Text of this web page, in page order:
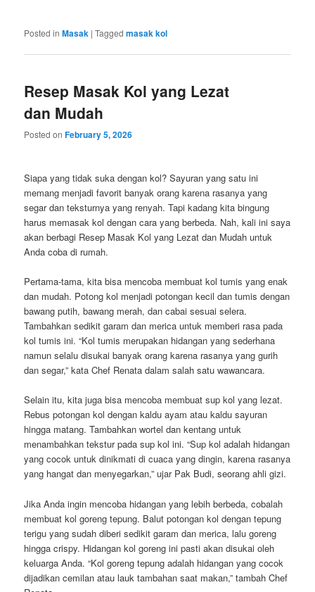
Posted in Masak |Tagged masak kol
Resep Masak Kol yang Lezat
dan Mudah
Posted onFebruary 5, 2026
Siapa yang tidak suka dengan kol? Sayuran yang satu ini
memang menjadi favorit banyak orang karena rasanya yang
segar dan teksturnya yang renyah. Tapi kadang kita bingung
harus memasak kol dengan cara yang berbeda. Nah, kali ini saya
akan berbagi Resep Masak Kol yang Lezat dan Mudah untuk
Anda coba di rumah.
Pertama-tama, kita bisa mencoba membuat kol tumis yang enak
dan mudah. Potong kol menjadi potongan kecil dan tumis dengan
bawang putih, bawang merah, dan cabai sesuai selera.
Tambahkan sedikit garam dan merica untuk memberi rasa pada
kol tumis ini. “Kol tumis merupakan hidangan yang sederhana
namun selalu disukai banyak orang karena rasanya yang gurih
dan segar,” kata Chef Renata dalam salah satu wawancara.
Selain itu, kita juga bisa mencoba membuat sup kol yang lezat.
Rebus potongan kol dengan kaldu ayam atau kaldu sayuran
hingga matang. Tambahkan wortel dan kentang untuk
menambahkan tekstur pada sup kol ini. “Sup kol adalah hidangan
yang cocok untuk dinikmati di cuaca yang dingin, karena rasanya
yang hangat dan menyegarkan,” ujar Pak Budi, seorang ahli gizi.
Jika Anda ingin mencoba hidangan yang lebih berbeda, cobalah
membuat kol goreng tepung. Balut potongan kol dengan tepung
terigu yang sudah diberi sedikit garam dan merica, lalu goreng
hingga crispy. Hidangan kol goreng ini pasti akan disukai oleh
keluarga Anda. “Kol goreng tepung adalah hidangan yang cocok
dijadikan cemilan atau lauk tambahan saat makan,” tambah Chef